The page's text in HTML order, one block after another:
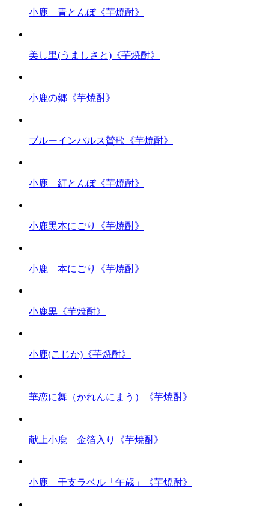
小鹿 青とんぼ《芋焼酎》
美し里(うましさと)《芋焼酎》
小鹿の郷《芋焼酎》
ブルーインパルス賛歌《芋焼酎》
小鹿 紅とんぼ《芋焼酎》
小鹿黒本にごり《芋焼酎》
小鹿 本にごり《芋焼酎》
小鹿黒《芋焼酎》
小鹿(こじか)《芋焼酎》
華恋に舞（かれんにまう）《芋焼酎》
献上小鹿 金箔入り《芋焼酎》
小鹿 干支ラベル「午歳」《芋焼酎》